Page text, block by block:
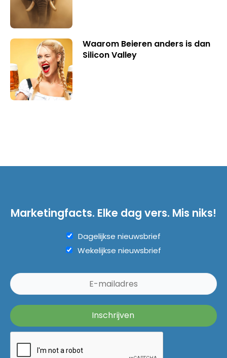
Waarom Beieren anders is dan
Silicon Valley
Marketingfacts. Elke dag vers. Mis niks!
Dagelijkse nieuwsbrief
Wekelijkse nieuwsbrief